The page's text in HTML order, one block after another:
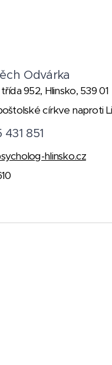
Odvárka
952, Hlinsko, 539 01
církve naproti
851
hlinsko.cz